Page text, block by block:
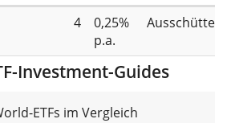
4
0,25%
p.a.
Investment-Guides
ETFs im Vergleich